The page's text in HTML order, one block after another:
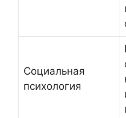
Социальная
психология